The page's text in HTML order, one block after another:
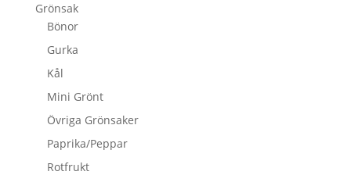
Grönsak
Bönor
Gurka
Kål
Mini Grönt
Övriga Grönsaker
Paprika/Peppar
Rotfrukt